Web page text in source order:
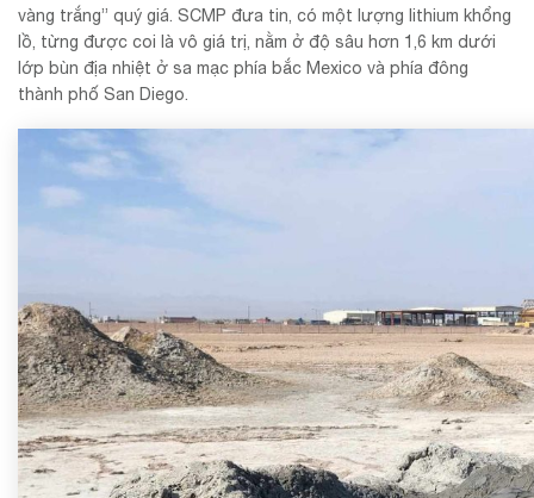
vàng trắng” quý giá. SCMP đưa tin, có một lượng lithium khổng
lồ, từng được coi là vô giá trị, nằm ở độ sâu hơn 1,6 km dưới
lớp bùn địa nhiệt ở sa mạc phía bắc Mexico và phía đông
thành phố San Diego.